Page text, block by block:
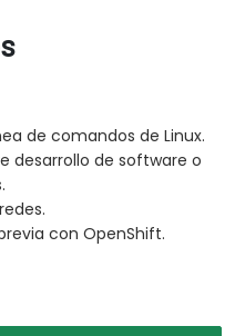
de comandos de Linux.
desarrollo de software o
con OpenShift.